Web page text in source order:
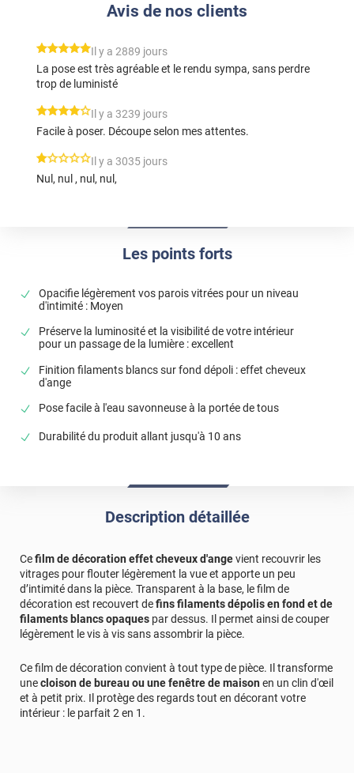
Les points forts
Opacifie légèrement vos parois vitrées pour un niveau
d'intimité : Moyen
Préserve la luminosité et la visibilité de votre intérieur
pour un passage de la lumière : excellent
Finition filaments blancs sur fond dépoli : effet cheveux
d'ange
Pose facile à l'eau savonneuse à la portée de tous
Durabilité du produit allant jusqu'à 10 ans
Avis de nos clients
*****
Il y a 2889 jours
La pose est très agréable et le rendu sympa, sans perdre
trop de luministé
*****Il y a 3239 jours
Facile à poser. Découpe selon mes attentes.
*****
Il y a 3035 jours
Nul, nul , nul, nul,
Description détaillée
Cefilm de décoration effet cheveux d'angevient recouvrir les
vitrages pour flouter légèrement la vue et apporte un peu
d’intimité dans la pièce. Transparent à la base, le film de
décoration est recouvert defins filaments dépolis en fond et de
filaments blancs opaques par dessus. Il permet ainsi de couper
légèrement le vis à vis sans assombrir la pièce.
Ce film de décoration convient à tout type de pièce. Il transforme
unecloison de bureau ou une fenêtre de maisonen un clin d'œil
et à petit prix. Il protège des regards tout en décorant votre
intérieur : le parfait 2 en 1.